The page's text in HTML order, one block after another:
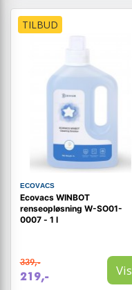
TILBUD
ECOVACS
Ecovacs WINBOT
renseopløsning W-SO01-
0007 - 1 l
339,-
219,- Vis